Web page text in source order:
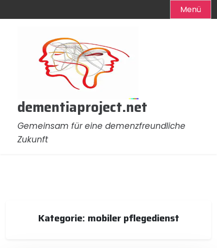
Menü
dementiaproject.net
Gemeinsam für eine demenzfreundliche
Zukunft
Kategorie: mobiler pflegedienst